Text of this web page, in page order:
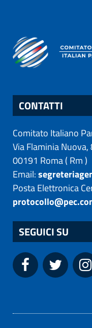
CONTATTI
Comitato Italiano
Via Flaminia Nuova,
00191 Roma( Rm)
Email:
Posta Elettronica
SEGUICI SU